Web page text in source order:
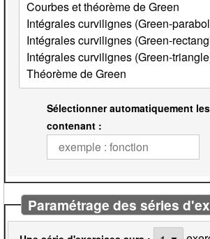
Sélectionner automatiquement
contenant :
Paramétrage des séries